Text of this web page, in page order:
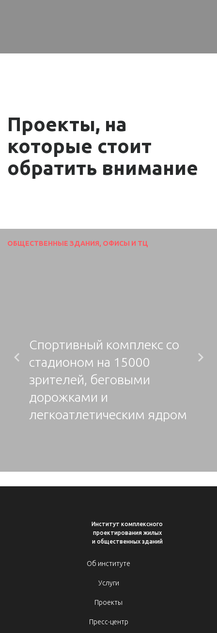
Проекты, на
которые стоит
обратить внимание
ОБЩЕСТВЕННЫЕ ЗДАНИЯ, ОФИСЫ И ТЦ
Спортивный комплекс со
стадионом на 15000
зрителей, беговыми
дорожками и
легкоатлетическим ядром
Previous
Институт комплексного
проектирования жилых
и общественных зданий
Об институте
Услуги
Проекты
Пресс-центр